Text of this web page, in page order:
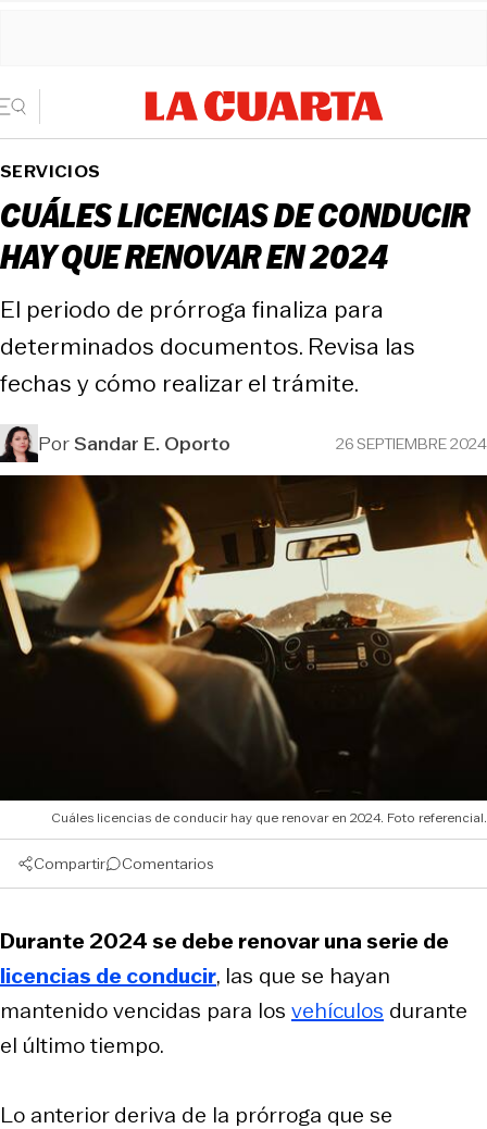
SERVICIOS
CUÁLES LICENCIAS DE CONDUCIR
HAY QUE RENOVAR EN 2024
El periodo de prórroga finaliza para
determinados documentos. Revisa las
fechas y cómo realizar el trámite.
PorSandar E. Oporto 26 SEPTIEMBRE 2024
Cuáles licencias de conducir hay que renovar en 2024. Foto referencial.
Compartir Comentarios
Durante 2024 se debe renovar una serie de
licencias de conducir, las que se hayan
mantenido vencidas para los vehículos durante
el último tiempo.
Lo anterior deriva de la prórroga que se